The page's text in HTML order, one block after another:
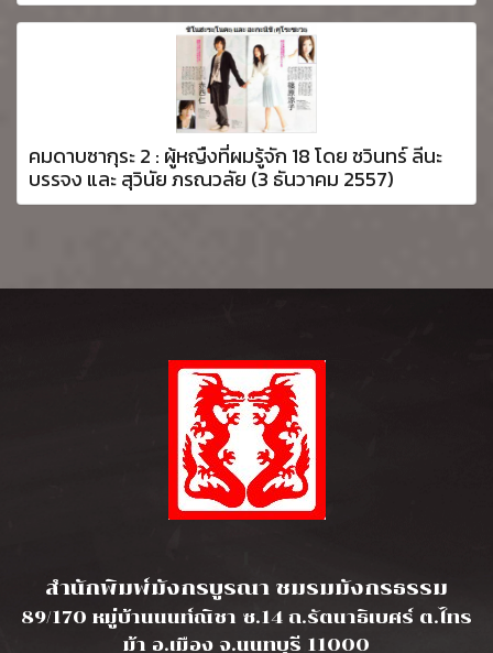
คมดาบซากุระ 2 : ผู้หญืงที่ผมรู้จัก 18 โดย ชวินทร์ ลีนะ
บรรจง และ สุวินัย ภรณวลัย (3 ธันวาคม 2557)
สำนักพิมพ์มังกรบูรณา ชมรมมังกรธรรม
89/170 หมู่บ้านนนท์ณิชา ซ.14 ถ.รัตนาธิเบศร์ ต.ไทร
ม้า อ.เมือง จ.นนทบุรี 11000